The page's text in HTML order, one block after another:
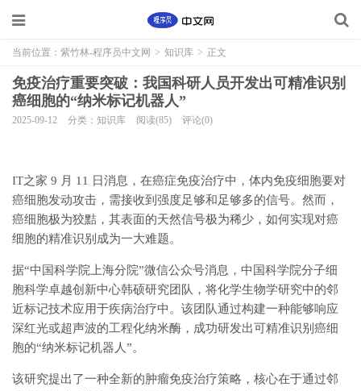
当前位置： 紫竹林-程序员中文网 > 知识库 > 正文
免疫治疗重要突破：我国科研人员开发出可精准识别
癌细胞的“纳米标记机器人”
2025-09-12 分类：知识库 阅读(85) 评论(0)
IT之家 9 月 11 日消息，在癌症免疫治疗中，体内免疫细胞要对
癌细胞发动攻击，需接收到强度足够和足够多的信号。然而，
癌细胞极为狡黠，其表面的天然信号极为稀少，如何实现对癌
细胞的精准识别成为一大难题。
据“中国科学院上海分院”微信公众号消息，中国科学院分子细
胞科学卓越创新中心韩硕研究团队，将化学生物学研究中的邻
近标记技术应用于疾病治疗中。该团队通过构建一种能够响应
深红光或超声波的工程化纳米酶，成功研发出可精准识别癌细
胞的“纳米标记机器人”。
该研究提出了一种全新的肿瘤免疫治疗策略，核心在于通过邻